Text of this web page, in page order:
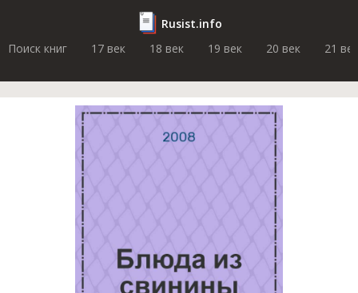
Rusist.info
Поиск книг
17 век 18 век 19 век 20 век 21 век